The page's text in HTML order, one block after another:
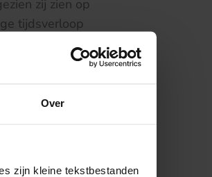
Over
zijn kleine tekstbestanden
zij zien op
tijdsverloop
voor
van